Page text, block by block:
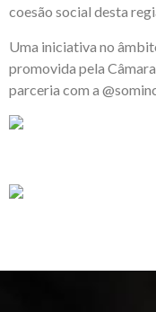
coesão social desta
Uma iniciativa no
promovida pela
parceria com a